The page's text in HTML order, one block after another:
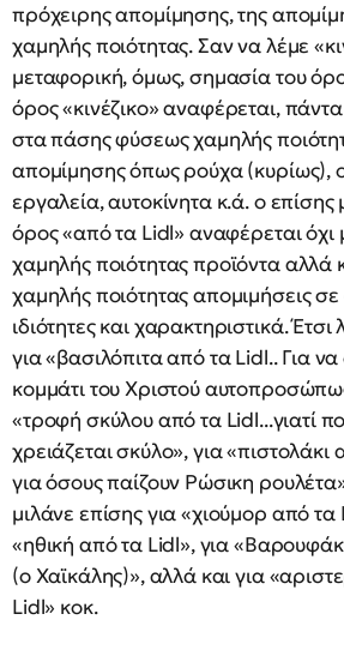
πρόχειρης απομίμησης, της
χαμηλής ποιότητας. Σαν να λέμε
μεταφορική, όμως, σημασία του
όρος «κινέζικο» αναφέρεται,
στα πάσης φύσεως χαμηλής
απομίμησης όπως ρούχα (κυρίως),
εργαλεία, αυτοκίνητα κ.ά. ο επίσης
όρος «από τα Lidl» αναφέρεται όχι
χαμηλής ποιότητας προϊόντα αλλά
χαμηλής ποιότητας απομιμήσεις
ιδιότητες και χαρακτηριστικά. Έτσι
για «βασιλόπιτα από τα Lidl.. Για
κομμάτι του Χριστού
«τροφή σκύλου από τα Lidl...γιατί
χρειάζεται σκύλο», για «πιστολάκι
για όσους παίζουν Ρώσικη
μιλάνε επίσης για «χιούμορ από τα
«ηθική από τα Lidl», για
(o Χαϊκάλης)», αλλά και για
Lidl» κοκ.